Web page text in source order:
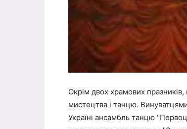
Окрім двох храмових
мистецтва і танцю.
Україні ансамбль танцю